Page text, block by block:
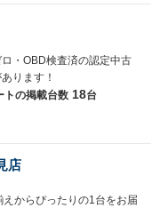
・OBD検査済の認定中古
ります！
トの掲載台数 18台
店
からぴったりの1台をお届